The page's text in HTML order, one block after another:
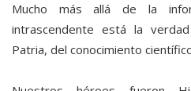
Mucho más allá de la
intrascendente está la
Patria, del conocimiento